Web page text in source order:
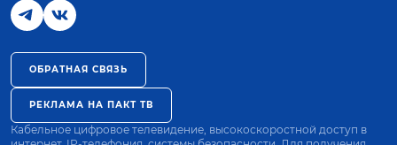
ОБРАТНАЯ СВЯЗЬ
РЕКЛАМА НА ПАКТ ТВ
Кабельное цифровое телевидение, высокоскоростной доступ в